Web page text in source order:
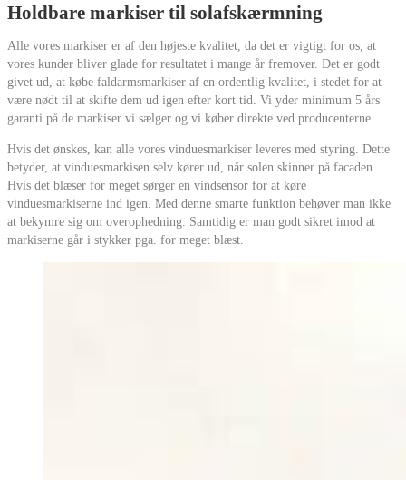
Holdbare markiser til solafskærmning
Alle vores markiser er af den højeste kvalitet, da det er vigtigt for os, at
vores kunder bliver glade for resultatet i mange år fremover. Det er godt
givet ud, at købe faldarmsmarkiser af en ordentlig kvalitet, i stedet for at
være nødt til at skifte dem ud igen efter kort tid. Vi yder minimum 5 års
garanti på de markiser vi sælger og vi køber direkte ved producenterne.
Hvis det ønskes, kan alle vores vinduesmarkiser leveres med styring. Dette
betyder, at vinduesmarkisen selv kører ud, når solen skinner på facaden.
Hvis det blæser for meget sørger en vindsensor for at køre
vinduesmarkiserne ind igen. Med denne smarte funktion behøver man ikke
at bekymre sig om overophedning. Samtidig er man godt sikret imod at
markiserne går i stykker pga. for meget blæst.